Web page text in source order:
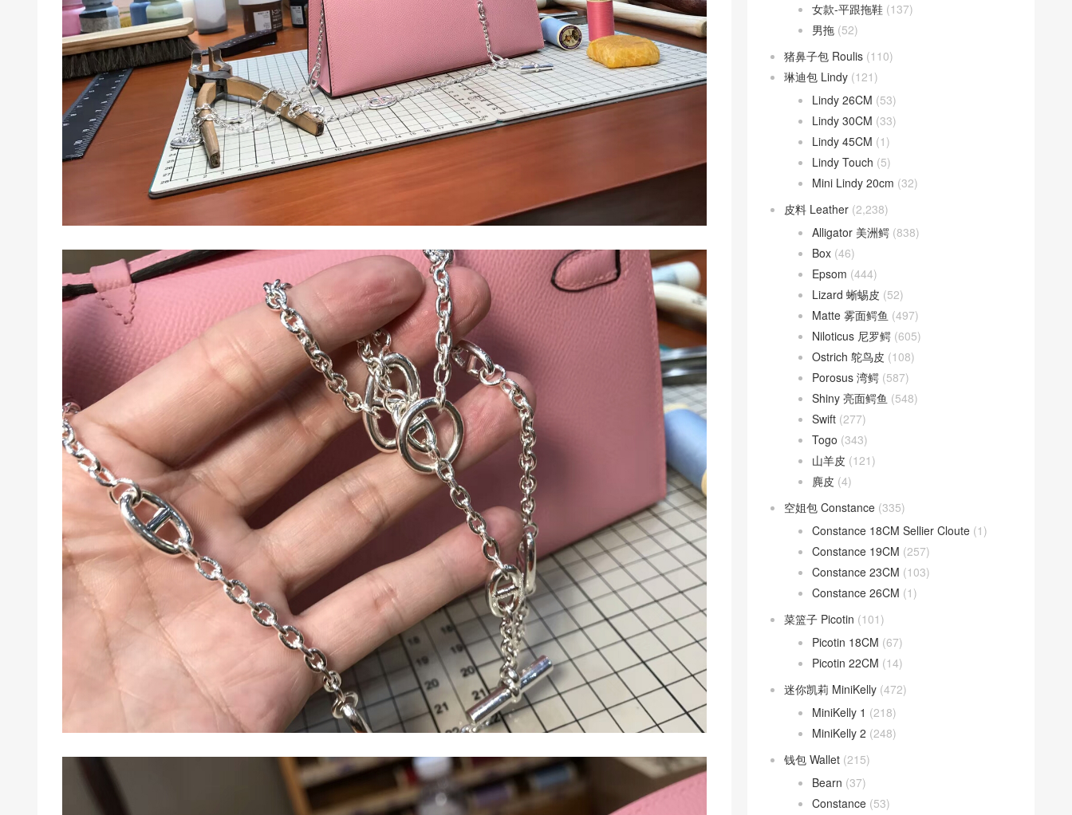
女款-平跟拖鞋 (137)
男拖 (52)
猪鼻子包 Roulis (110)
琳迪包 Lindy (121)
Lindy 26CM (53)
Lindy 30CM (33)
Lindy 45CM (1)
Lindy Touch (5)
Mini Lindy 20cm (32)
皮料 Leather (2,238)
Alligator 美洲鳄 (838)
Box (46)
Epsom (444)
Lizard 蜥蜴皮 (52)
Matte 雾面鳄鱼 (497)
Niloticus 尼罗鳄 (605)
Ostrich 鸵鸟皮 (108)
Porosus 湾鳄 (587)
Shiny 亮面鳄鱼 (548)
Swift (277)
Togo (343)
山羊皮 (121)
麂皮 (4)
空姐包 Constance (335)
Constance 18CM Sellier Cloute (1)
Constance 19CM (257)
Constance 23CM (103)
Constance 26CM (1)
菜篮子 Picotin (101)
Picotin 18CM (67)
Picotin 22CM (14)
迷你凯莉 MiniKelly (472)
MiniKelly 1 (218)
MiniKelly 2 (248)
钱包 Wallet (215)
Bearn (37)
Constance (53)